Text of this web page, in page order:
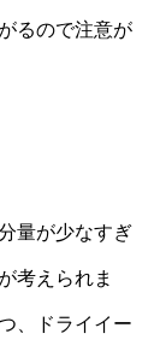
るので注意が
量が少なすぎ
考えられま
、ドライイー